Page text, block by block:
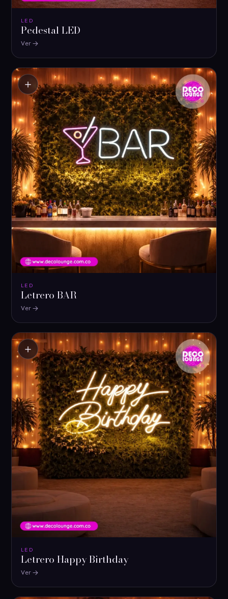
LED
Pedestal LED
Ver
LED
Letrero BAR
Ver
＋
LED
Letrero Happy Birthday
Ver
＋